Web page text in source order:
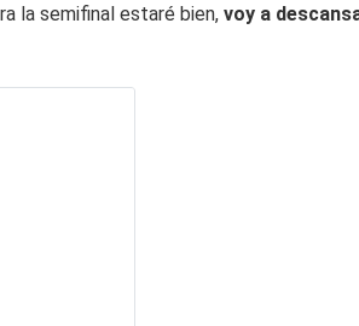
la semifinal estaré bien, voy a